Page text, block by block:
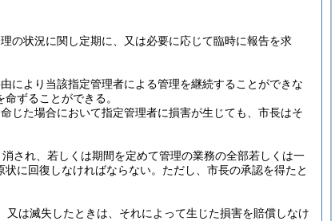
の状況に関し定期に、又は必要に応じて臨時に報告を求
により当該指定管理者による管理を継続することができな
ずることができる。
じた場合において指定管理者に損害が生じても、市長はそ
され、若しくは期間を定めて管理の業務の全部若しくは一
に回復しなければならない。 ただし、市長の承認を得たと
は滅失したときは、それによって生じた損害を賠償しなけ